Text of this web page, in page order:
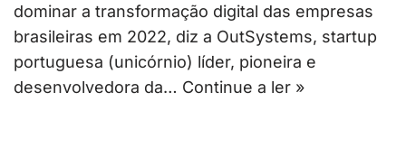
dominar a transformação digital das empresas
brasileiras em 2022, diz a OutSystems, startup
portuguesa (unicórnio) líder, pioneira e
desenvolvedora da… Continue a ler »